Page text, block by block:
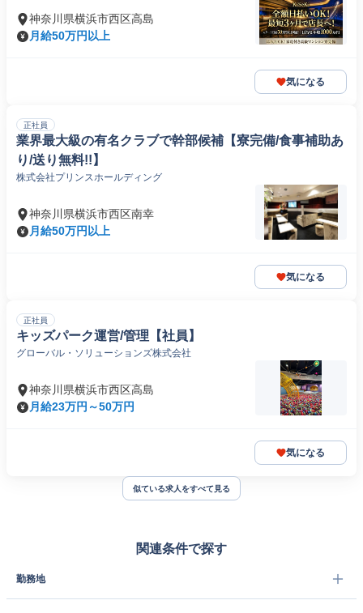
神奈川県横浜市西区高島
月給50万円以上
気になる
正社員
業界最大級の有名クラブで幹部候補【寮完備/食事補助あ
り/送り無料!!】
株式会社プリンスホールディング
神奈川県横浜市西区南幸
月給50万円以上
気になる
正社員
キッズパーク運営/管理【社員】
グローバル・ソリューションズ株式会社
神奈川県横浜市西区高島
月給23万円～50万円
気になる
似ている求人をすべて見る
関連条件で探す
勤務地